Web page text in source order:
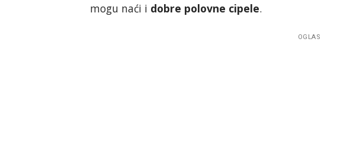
mogu naći i dobre polovne cipele.
OGLAS